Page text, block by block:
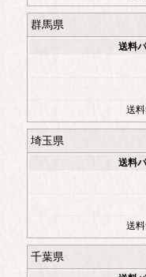
群馬県
送料
送
埼玉県
送料
送
千葉県